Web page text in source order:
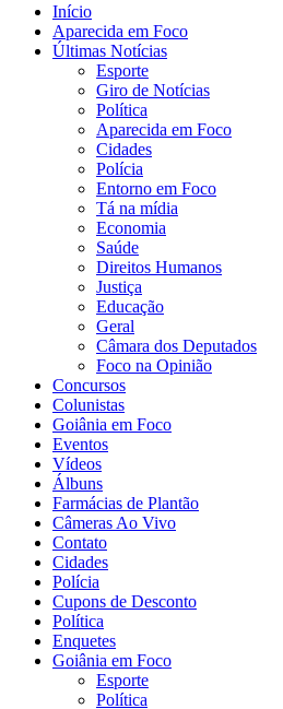
Início
Aparecida em Foco
Últimas Notícias
Esporte
Giro de Notícias
Política
Aparecida em Foco
Cidades
Polícia
Entorno em Foco
Tá na mídia
Economia
Saúde
Direitos Humanos
Justiça
Educação
Geral
Câmara dos Deputados
Foco na Opinião
Concursos
Colunistas
Goiânia em Foco
Eventos
Vídeos
Álbuns
Farmácias de Plantão
Câmeras Ao Vivo
Contato
Cidades
Polícia
Cupons de Desconto
Política
Enquetes
Goiânia em Foco
Esporte
Política